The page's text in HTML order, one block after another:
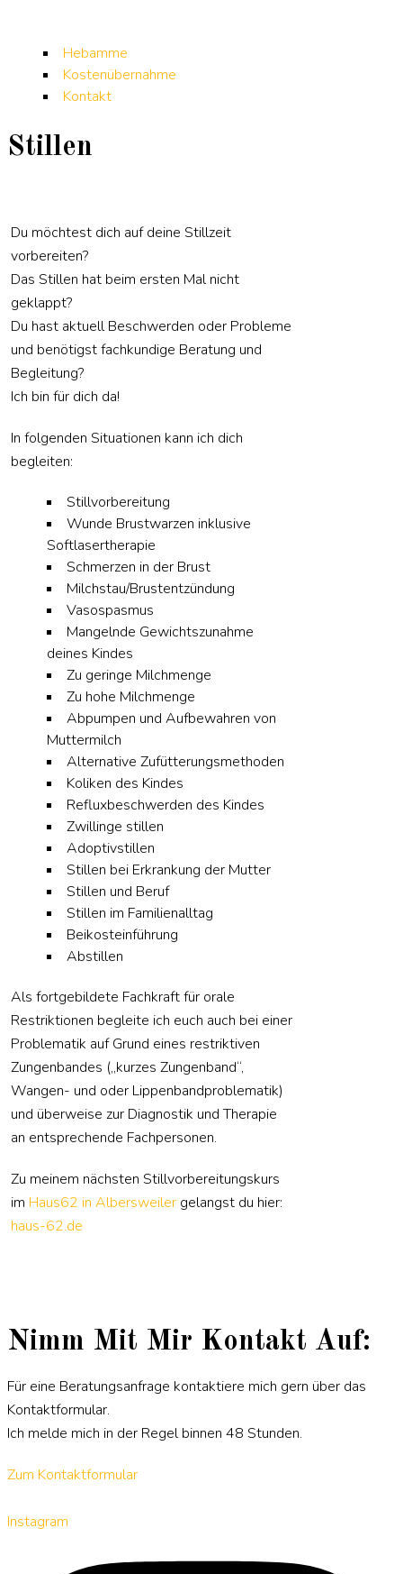
Hebamme
Kostenübernahme
Kontakt
Stillen
Du möchtest dich auf deine Stillzeit
vorbereiten?
Das Stillen hat beim ersten Mal nicht
geklappt?
Du hast aktuell Beschwerden oder Probleme
und benötigst fachkundige Beratung und
Begleitung?
Ich bin für dich da!
In folgenden Situationen kann ich dich
begleiten:
Stillvorbereitung
Wunde Brustwarzen inklusive
Softlasertherapie
Schmerzen in der Brust
Milchstau/Brustentzündung
Vasospasmus
Mangelnde Gewichtszunahme
deines Kindes
Zu geringe Milchmenge
Zu hohe Milchmenge
Abpumpen und Aufbewahren von
Muttermilch
Alternative Zufütterungsmethoden
Koliken des Kindes
Refluxbeschwerden des Kindes
Zwillinge stillen
Adoptivstillen
Stillen bei Erkrankung der Mutter
Stillen und Beruf
Stillen im Familienalltag
Beikosteinführung
Abstillen
Als fortgebildete Fachkraft für orale
Restriktionen begleite ich euch auch bei einer
Problematik auf Grund eines restriktiven
Zungenbandes („kurzes Zungenband“,
Wangen- und oder Lippenbandproblematik)
und überweise zur Diagnostik und Therapie
an entsprechende Fachpersonen.
Zu meinem nächsten Stillvorbereitungskurs
im Haus62 in Albersweiler gelangst du hier:
haus-62.de
Nimm Mit Mir Kontakt Auf:
Für eine Beratungsanfrage kontaktiere mich gern über das
Kontaktformular.
Ich melde mich in der Regel binnen 48 Stunden.
Zum Kontaktformular
Instagram